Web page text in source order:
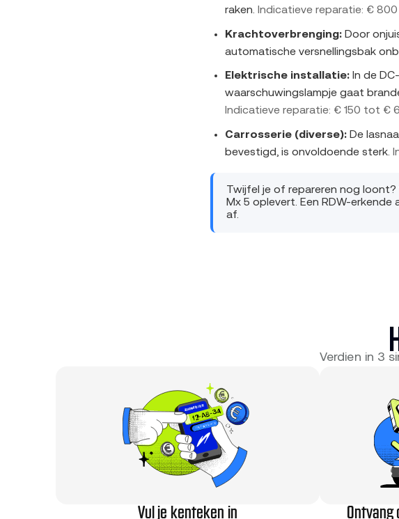
raken. Indicatieve reparatie: €
Krachtoverbrenging:Door
automatische versnellingsbak
Elektrische installatie:In de
waarschuwingslampje gaat
Indicatieve reparatie: € 150 tot €
Carrosserie (diverse):De
bevestigd, is onvoldoende sterk.
Twijfel je of repareren nog
Mx 5 oplevert. Een RDW-
af.
Verdien in 3
Vul je kenteken in